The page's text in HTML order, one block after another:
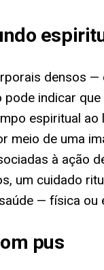
densos
indicar
espiritual
meio de uma
à ação
um cuidado
— física
pus